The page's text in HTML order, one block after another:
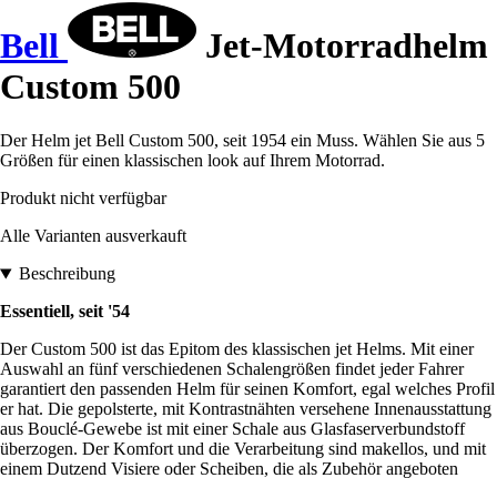
Bell
Jet-Motorradhelm
Custom 500
Der Helm jet Bell Custom 500, seit 1954 ein Muss. Wählen Sie aus 5
Größen für einen klassischen look auf Ihrem Motorrad.
Produkt nicht verfügbar
Alle Varianten ausverkauft
Beschreibung
Essentiell, seit '54
Der Custom 500 ist das Epitom des klassischen jet Helms. Mit einer
Auswahl an fünf verschiedenen Schalengrößen findet jeder Fahrer
garantiert den passenden Helm für seinen Komfort, egal welches Profil
er hat. Die gepolsterte, mit Kontrastnähten versehene Innenausstattung
aus Bouclé-Gewebe ist mit einer Schale aus Glasfaserverbundstoff
überzogen. Der Komfort und die Verarbeitung sind makellos, und mit
einem Dutzend Visiere oder Scheiben, die als Zubehör angeboten